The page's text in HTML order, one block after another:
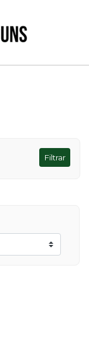
Filtrar